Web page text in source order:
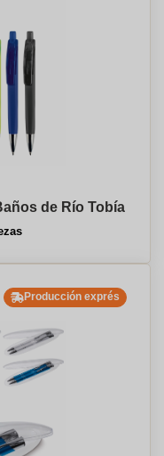
de Río Tobía
Producción exprés